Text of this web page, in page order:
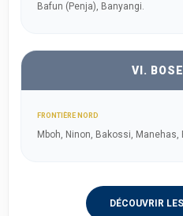
Bafun (Penja), Banyangi.
VI.
FRONTIÈRE NORD
Mboh, Ninon, Bakossi, Manehas,
DÉCOUVRIR